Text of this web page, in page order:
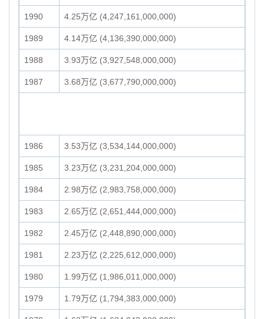
1990 4.25万亿 (4,247,161,000,000)
1989 4.14万亿 (4,136,390,000,000)
1988 3.93万亿 (3,927,548,000,000)
1987 3.68万亿 (3,677,790,000,000)
1986 3.53万亿 (3,534,144,000,000)
1985 3.23万亿 (3,231,204,000,000)
1984 2.98万亿 (2,983,758,000,000)
1983 2.65万亿 (2,651,444,000,000)
1982 2.45万亿 (2,448,890,000,000)
1981 2.23万亿 (2,225,612,000,000)
1980 1.99万亿 (1,986,011,000,000)
1979 1.79万亿 (1,794,383,000,000)